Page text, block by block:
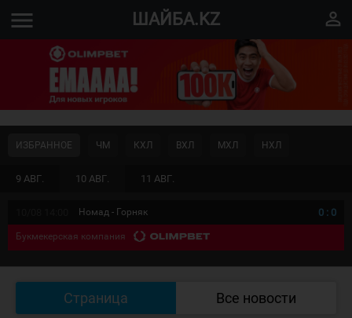
menu ШАЙБА.KZ perm_identity
9 АВГ. 10 АВГ. 11 АВГ.
ИЗБРАННОЕ ЧМ КХЛ ВХЛ МХЛ НХЛ
Номад - Горняк 0 : 0
Букмекерская компания
Страница Все новости